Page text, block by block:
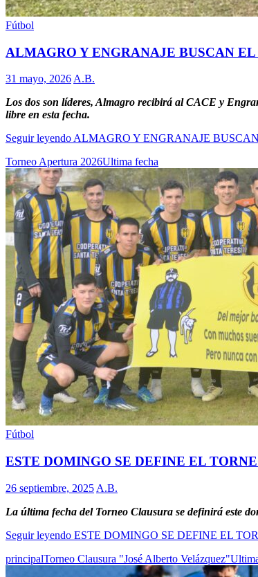
Fútbol
ALMAGRO Y ENGRANAJE BUSCAN
31 mayo, 2026 A.B.
Los dos son líderes, Almagro recibirá al CACE y
libre en esta fecha.
Seguir leyendo ALMAGRO Y ENGRANAJE
Torneo Apertura 2026Ultima fecha
Fútbol
ESTE DOMINGO SE DEFINE EL
26 septiembre, 2025 A.B.
La última fecha del Torneo Clausura se definirá este
Seguir leyendo ESTE DOMINGO SE DEFINE EL
principalTorneo Clausura "José Alberto Velázquez"